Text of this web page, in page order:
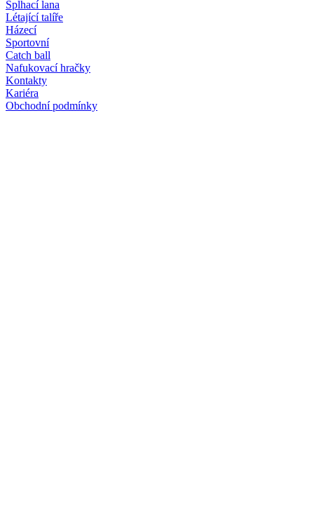
Šplhací lana
Létající talíře
Házecí
Sportovní
Catch ball
Nafukovací hračky
Kontakty
Kariéra
Obchodní podmínky